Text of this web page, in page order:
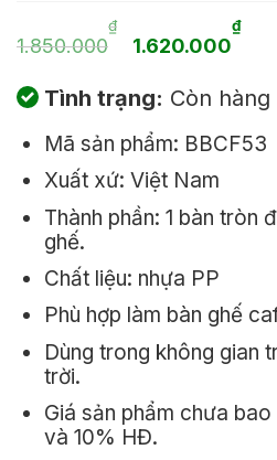
1.850.000
₫
Giá
gốc
là:
1.620.000
₫
tại
là:
Tình trạng: Còn hàng
Mã sản phẩm: BBCF53
Xuất xứ: Việt Nam
Thành phần: 1 bàn tròn
ghế.
Chất liệu: nhựa PP
Phù hợp làm bàn ghế
Dùng trong không gian
trời.
Giá sản phẩm chưa
và 10% HĐ.